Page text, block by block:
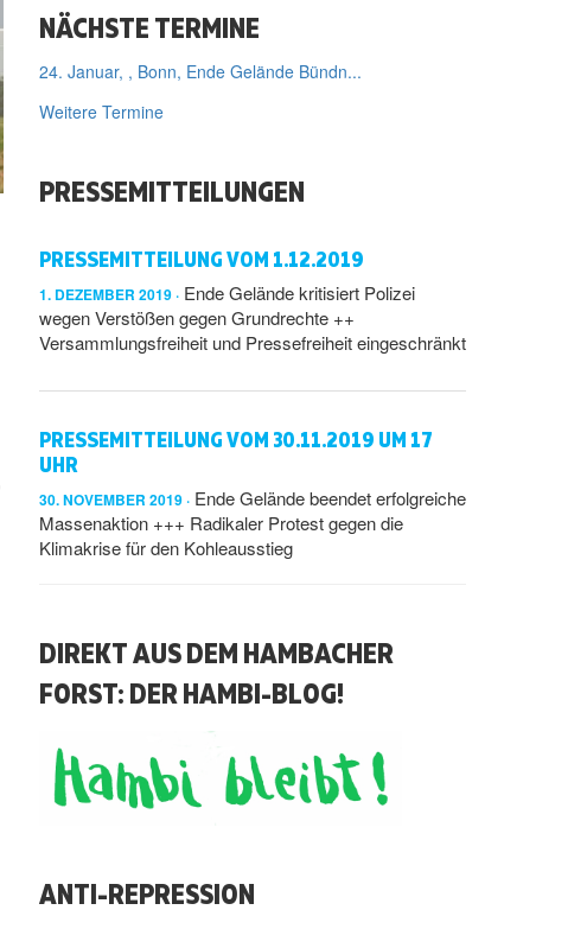
NÄCHSTE TERMINE
24. Januar, , Bonn, Ende Gelände Bündn...
Weitere Termine
PRESSEMITTEILUNGEN
PRESSEMITTEILUNG VOM 1.12.2019
1. DEZEMBER 2019
Ende Gelände kritisiert Polizei
wegen Verstößen gegen Grundrechte ++
Versammlungsfreiheit und Pressefreiheit eingeschränkt
PRESSEMITTEILUNG VOM 30.11.2019 UM 17
UHR
30. NOVEMBER 2019
Ende Gelände beendet erfolgreiche
Massenaktion +++ Radikaler Protest gegen die
Klimakrise für den Kohleausstieg
DIREKT AUS DEM HAMBACHER
FORST: DER HAMBI-BLOG!
ANTI-REPRESSION